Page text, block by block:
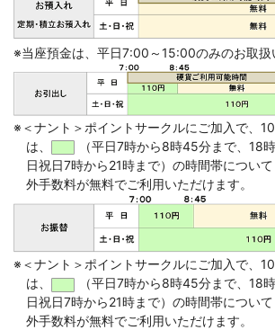
※
コメジルシ
当座預金は、平日7:00～15:00のみのお取扱
※＜ナント＞ポイントサークルにご加入で、
は、
（平日7時から8時45分まで、18
日祝日7時から21時まで）の時間帯につい
外手数料が無料でご利用いただけます。
※＜ナント＞ポイントサークルにご加入で、
は、
（平日7時から8時45分まで、18
日祝日7時から21時まで）の時間帯につい
外手数料が無料でご利用いただけます。